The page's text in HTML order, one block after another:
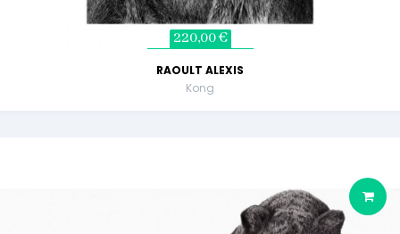
220,00 €
RAOULT ALEXIS
Kong